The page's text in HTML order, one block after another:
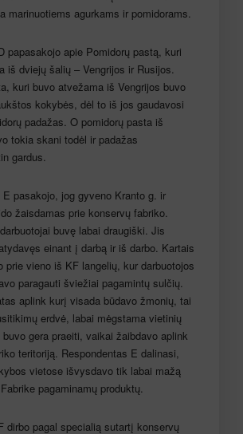
marinuotiems agurkams ir pomidorams.
papasakojo apie Pomidorų pastą, kuri
iš dviejų šalių – Vengrijos ir Rusijos.
kuri buvo atvežama iš Vengrijos buvo
kokybės, dėl to iš jos gaudavosi
padažas. O pomidorų pasta iš
tokia skani todėl ir padažas
gardus.
E pasakojo, jog gyveno Kranto g. ir
žaisdamas prie konservų fabriko.
buvę labai draugiški. Jis
einant į darbą ir iš darbo. Kartais
prie vieno iš KF langelių, kur darbuotojos
paragauti šviežiai pagamintų sulčių.
aplink kurį visada būdavo žmonių, tai
erdvė, labai mėgstama vietinių
gera praeiti, vaikai žaibdavo aplink
teritoriją. Respondentas E dalinasi,
vietose išvysdavo tik labai mažą
pagaminamų produktų.
dirbo pagal specialią sutartį konservų